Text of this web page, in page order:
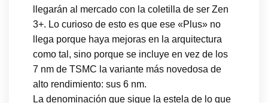
llegarán al mercado con la coletilla de ser Zen
3+. Lo curioso de esto es que ese «Plus» no
llega porque haya mejoras en la arquitectura
como tal, sino porque se incluye en vez de los
7 nm de TSMC la variante más novedosa de
alto rendimiento: sus 6 nm.
La denominación que sigue la estela de lo que